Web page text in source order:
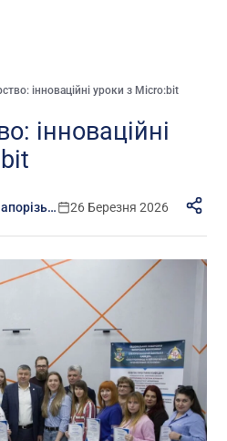
інноваційні уроки з Micro:bit
інноваційні
Іміджевий центр НУ «Запорізька політехніка» 26 Березня 2026